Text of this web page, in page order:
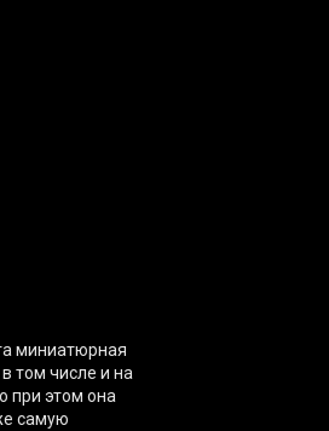
миниатюрная
том числе и на
при этом она
самую